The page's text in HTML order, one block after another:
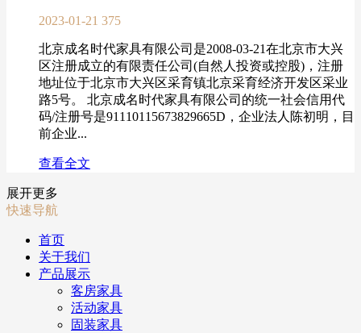
2023-01-21 375
北京成名时代家具有限公司是2008-03-21在北京市大兴
区注册成立的有限责任公司(自然人投资或控股)，注册
地址位于北京市大兴区采育镇北京采育经济开发区采业
路5号。 北京成名时代家具有限公司的统一社会信用代
码/注册号是91110115673829665D，企业法人陈初明，目
前企业...
查看全文
展开更多
快速导航
首页
关于我们
产品展示
客房家具
活动家具
固装家具